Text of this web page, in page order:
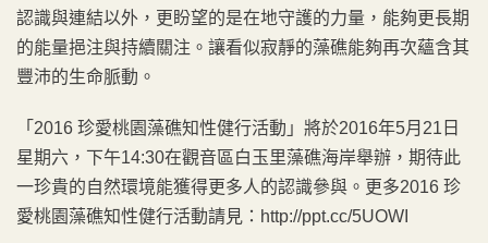
認識與連結以外，更盼望的是在地守護的力量，能夠更長期
的能量挹注與持續關注。讓看似寂靜的藻礁能夠再次蘊含其
豐沛的生命脈動。
「2016 珍愛桃園藻礁知性健行活動」將於2016年5月21日
星期六，下午14:30在觀音區白玉里藻礁海岸舉辦，期待此
一珍貴的自然環境能獲得更多人的認識參與。更多2016 珍
愛桃園藻礁知性健行活動請見：http://ppt.cc/5UOWI